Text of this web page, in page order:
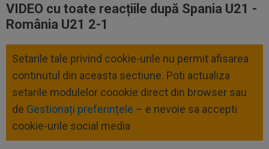
VIDEO cu toate reacțiile după Spania U21 -
România U21 2-1
Setarile tale privind cookie-urile nu permit afisarea
continutul din aceasta sectiune. Poti actualiza
setarile modulelor coookie direct din browser sau
de Gestionați preferințele – e nevoie sa accepti
cookie-urile social media